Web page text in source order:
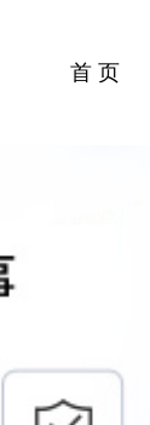
首 页